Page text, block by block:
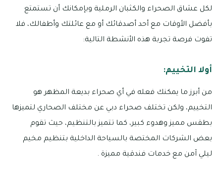
لكل عشاق الصحراء والكثبان الرملية وبإمكانك أن تستمتع
بأفضل الأوقات مع أحد أصدقائك أو مع عائلتك وأطفالك، فلا
تفوت فرصة تجربة هذه الأنشطة التالية:
أولا التخييم:
من أبرز ما يمكنك فعله في أي صحراء بديعة المظهر هو
التخييم، ولكن تختلف صحراء دبي عن مختلف الصحاري لتميزها
بطقس مميز وهدوء كبير، كما تتميز بالتنظيم، حيث تقوم
بعض الشركات المختصة بالسياحة الداخلية بتنظيم مخيم
ليلي آمن مع خدمات فندقية مميزة .